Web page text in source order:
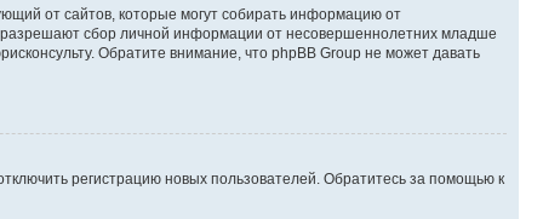
от сайтов, которые могут собирать информацию от
разрешают сбор личной информации от несовершеннолетних младше
Обратите внимание, что phpBB Group не может давать
регистрацию новых пользователей. Обратитесь за помощью к